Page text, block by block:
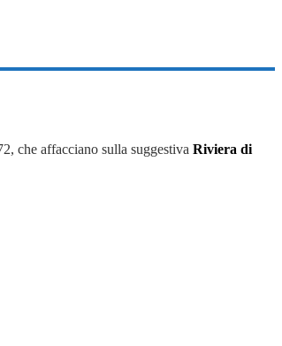
che affacciano sulla suggestiva Riviera di